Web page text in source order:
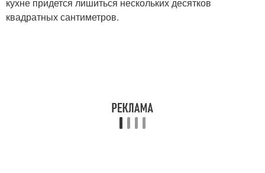
квадратных сантиметров.